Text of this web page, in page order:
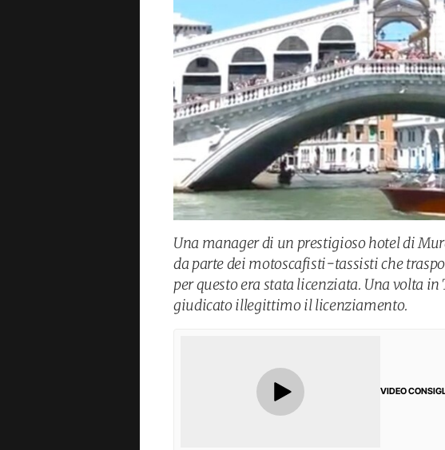
Una manager di un prestigioso hotel di
da parte dei motoscafisti-tassisti che
per questo era stata licenziata. Una volta
giudicato illegittimo il licenziamento.
VIDEO